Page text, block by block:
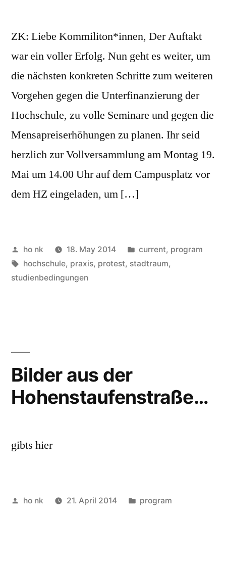
ZK: Liebe Kommiliton*innen, Der Auftakt
war ein voller Erfolg. Nun geht es weiter, um
die nächsten konkreten Schritte zum weiteren
Vorgehen gegen die Unterfinanzierung der
Hochschule, zu volle Seminare und gegen die
Mensapreiserhöhungen zu planen. Ihr seid
herzlich zur Vollversammlung am Montag 19.
Mai um 14.00 Uhr auf dem Campusplatz vor
dem HZ eingeladen, um […]
Posted
by
ho nk 18. May 2014
Posted
in
current, program
Tags:
hochschule, praxis, protest, stadtraum,
studienbedingungen
Bilder aus der
Hohenstaufenstraße…
gibts hier
Posted
ho nk 21. April 2014
Posted
program